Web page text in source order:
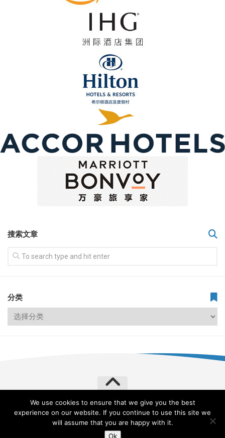
搜索文章
分类
飞常旅客 VERYLVKE © 2026. All Rights Reserved.
Powered byWordPress. Theme byAlx
We use cookies to ensure that we give you the best
experience on our website. If you continue to use this site we
will assume that you are happy with it.
Ok